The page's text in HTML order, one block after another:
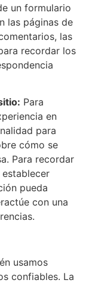
un formulario
las páginas de
las
recordar los
Para
en
para
cómo se
Para recordar
establecer
pueda
con una
usamos
confiables. La